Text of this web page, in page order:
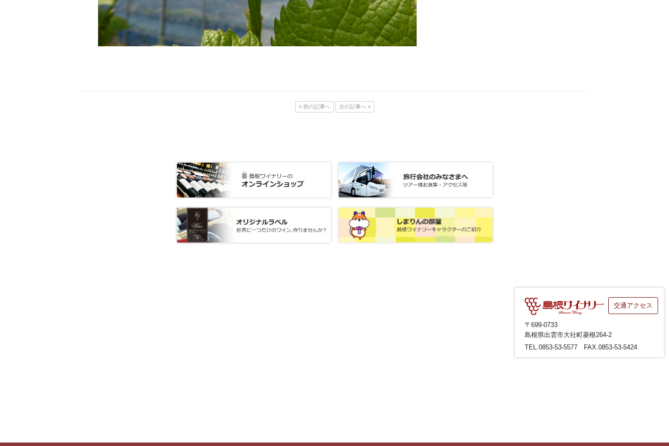
« 前の記事へ 次の記事へ »
交通アクセス
〒699-0733
島根県出雲市大社町菱根264-2
TEL.0853-53-5577 FAX.0853-53-5424